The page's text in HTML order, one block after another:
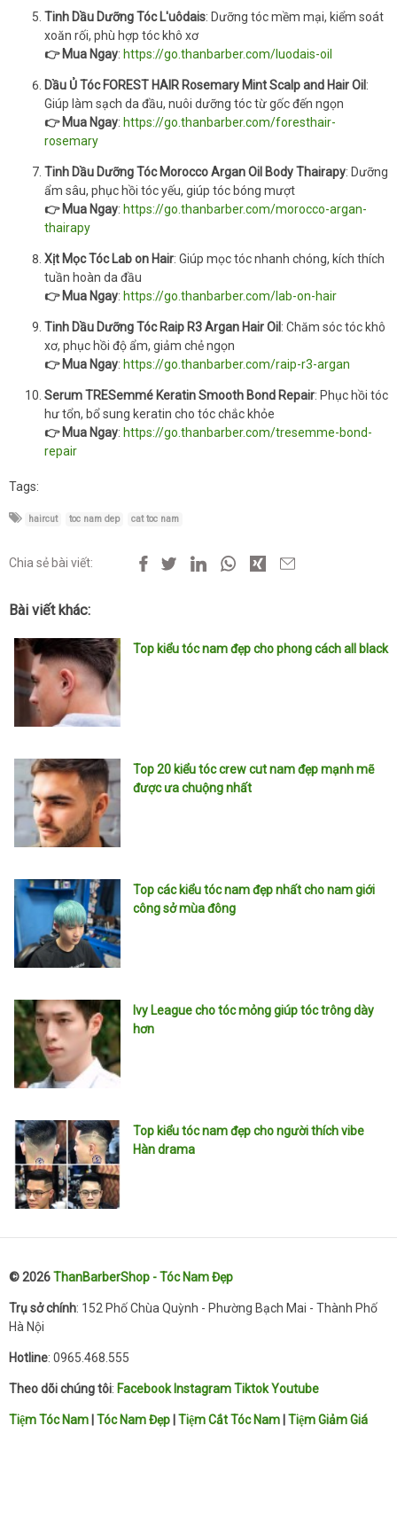
Tinh Dầu Dưỡng Tóc L'uôdais: Dưỡng tóc mềm mại, kiểm soát
xoăn rối, phù hợp tóc khô xơ
👉 Mua Ngay: https://go.thanbarber.com/luodais-oil
Dầu Ủ Tóc FOREST HAIR Rosemary Mint Scalp and Hair Oil :
Giúp làm sạch da đầu, nuôi dưỡng tóc từ gốc đến ngọn
👉 Mua Ngay: https://go.thanbarber.com/foresthair-
rosemary
Tinh Dầu Dưỡng Tóc Morocco Argan Oil Body Thairapy: Dưỡng
ẩm sâu, phục hồi tóc yếu, giúp tóc bóng mượt
👉 Mua Ngay: https://go.thanbarber.com/morocco-argan-
thairapy
Xịt Mọc Tóc Lab on Hair: Giúp mọc tóc nhanh chóng, kích thích
tuần hoàn da đầu
👉 Mua Ngay: https://go.thanbarber.com/lab-on-hair
Tinh Dầu Dưỡng Tóc Raip R3 Argan Hair Oil : Chăm sóc tóc khô
xơ, phục hồi độ ẩm, giảm chẻ ngọn
👉 Mua Ngay: https://go.thanbarber.com/raip-r3-argan
Serum TRESemmé Keratin Smooth Bond Repair: Phục hồi tóc
hư tổn, bổ sung keratin cho tóc chắc khỏe
👉 Mua Ngay: https://go.thanbarber.com/tresemme-bond-
repair
Tags:
haircut toc nam dep cat toc nam
Chia sẻ bài viết:
Bài viết khác:
Top kiểu tóc nam đẹp cho phong cách all black
Top 20 kiểu tóc crew cut nam đẹp mạnh mẽ
được ưa chuộng nhất
Top các kiểu tóc nam đẹp nhất cho nam giới
công sở mùa đông
Ivy League cho tóc mỏng giúp tóc trông dày
hơn
Top kiểu tóc nam đẹp cho người thích vibe
Hàn drama
© 2026ThanBarberShop - Tóc Nam Đẹp
Trụ sở chính: 152 Phố Chùa Quỳnh - Phường Bạch Mai - Thành Phố
Hà Nội
Hotline: 0965.468.555
Theo dõi chúng tôi: Facebook InstagramTiktokYoutube
Tiệm Tóc Nam Tóc Nam Đẹp Tiệm Cắt Tóc Nam Tiệm Giảm Giá